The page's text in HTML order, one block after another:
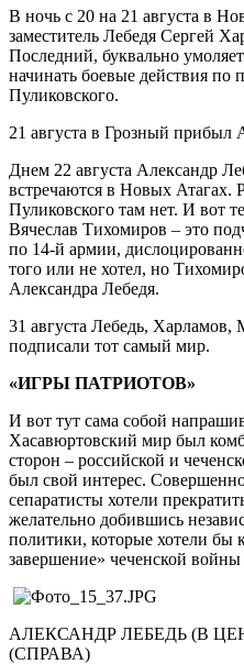
В ночь с 20 на 21 августа в
заместитель Лебедя Сергей
Последний, буквально
начинать боевые действия по
Пуликовского.
21 августа в Грозный прибыл
Днем 22 августа Александр
встречаются в Новых Атагах.
Пуликовского там нет. И вот
Вячеслав Тихомиров – это
по 14-й армии,
того или не хотел, но
Александра Лебедя.
31 августа Лебедь,
подписали тот самый мир.
«ИГРЫ ПАТРИОТОВ»
И вот тут сама собой
Хасавюртовский мир был
сторон – российской и
был свой интерес.
сепаратисты хотели
желательно добившись
политики, которые хотели бы
завершение» чеченской
АЛЕКСАНДР ЛЕБЕДЬ (В
(СПРАВА)